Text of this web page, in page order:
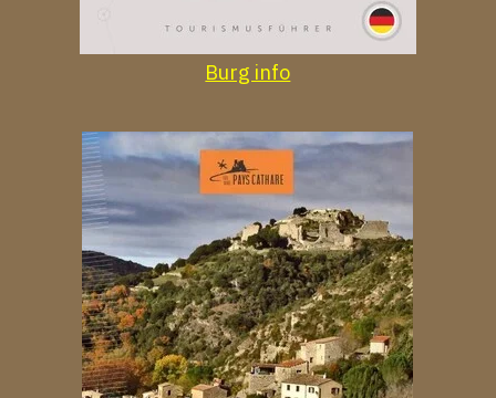
Burg info